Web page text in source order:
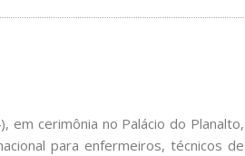
em cerimônia no Palácio do Planalto,
para enfermeiros, técnicos de